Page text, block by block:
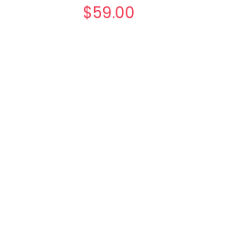
$59.00